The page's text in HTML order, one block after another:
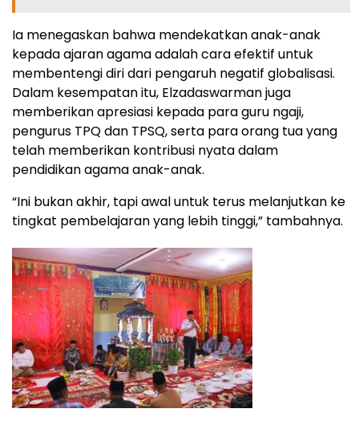
Ia menegaskan bahwa mendekatkan anak-anak
kepada ajaran agama adalah cara efektif untuk
membentengi diri dari pengaruh negatif globalisasi.
Dalam kesempatan itu, Elzadaswarman juga
memberikan apresiasi kepada para guru ngaji,
pengurus TPQ dan TPSQ, serta para orang tua yang
telah memberikan kontribusi nyata dalam
pendidikan agama anak-anak.
“Ini bukan akhir, tapi awal untuk terus melanjutkan ke
tingkat pembelajaran yang lebih tinggi,” tambahnya.